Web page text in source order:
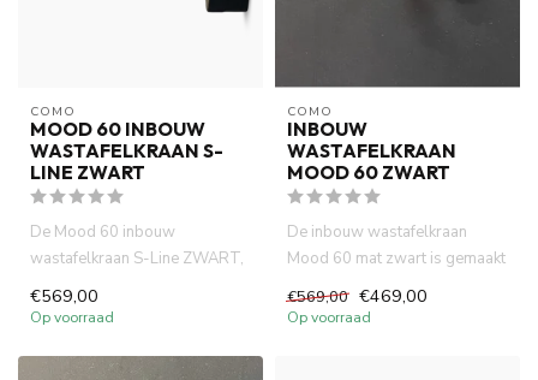
COMO
MOOD 60 INBOUW
WASTAFELKRAAN S-
LINE ZWART
De Mood 60 inbouw
wastafelkraan S-Line ZWART,
messing. ...
€569,00
Op voorraad
COMO
INBOUW
WASTAFELKRAAN
MOOD 60 ZWART
De inbouw wastafelkraan
Mood 60 mat zwart is gemaakt
€569,00 €469,00
Op voorraad